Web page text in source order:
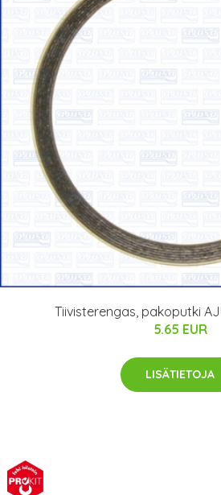
Tiivisterengas, pakoputki
5.65 EUR
LISÄTIETOJA